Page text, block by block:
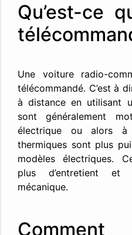
Qu’est-ce
Une voiture radio-
télécommandé. C’est à
à distance en utilisant
sont généralement
électrique ou alors à
thermiques sont plus
modèles électriques.
plus d’entretient et
mécanique.